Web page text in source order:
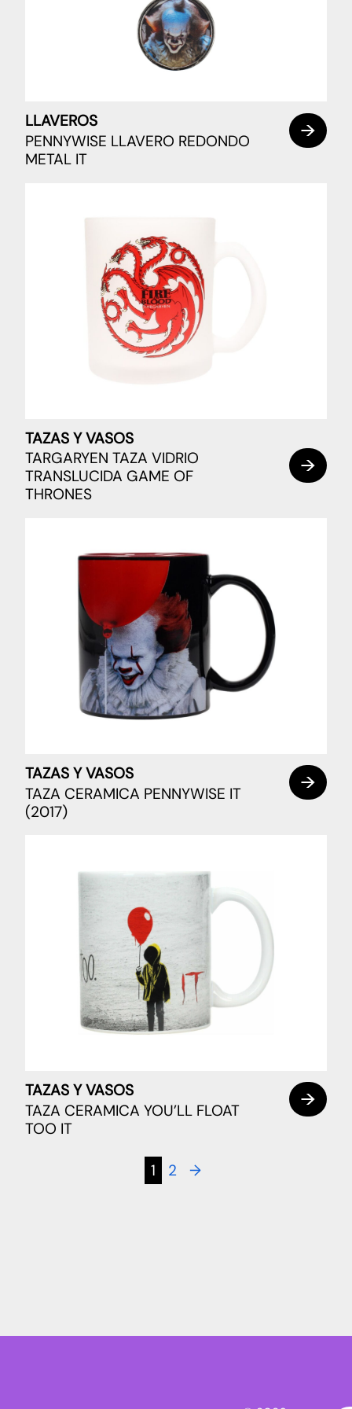
LLAVEROS
PENNYWISE LLAVERO REDONDO
METAL IT
TAZAS Y VASOS
TARGARYEN TAZA VIDRIO
TRANSLUCIDA GAME OF
THRONES
TAZAS Y VASOS
TAZA CERAMICA PENNYWISE IT
(2017)
TAZAS Y VASOS
TAZA CERAMICA YOU’LL FLOAT
TOO IT
1 2 →